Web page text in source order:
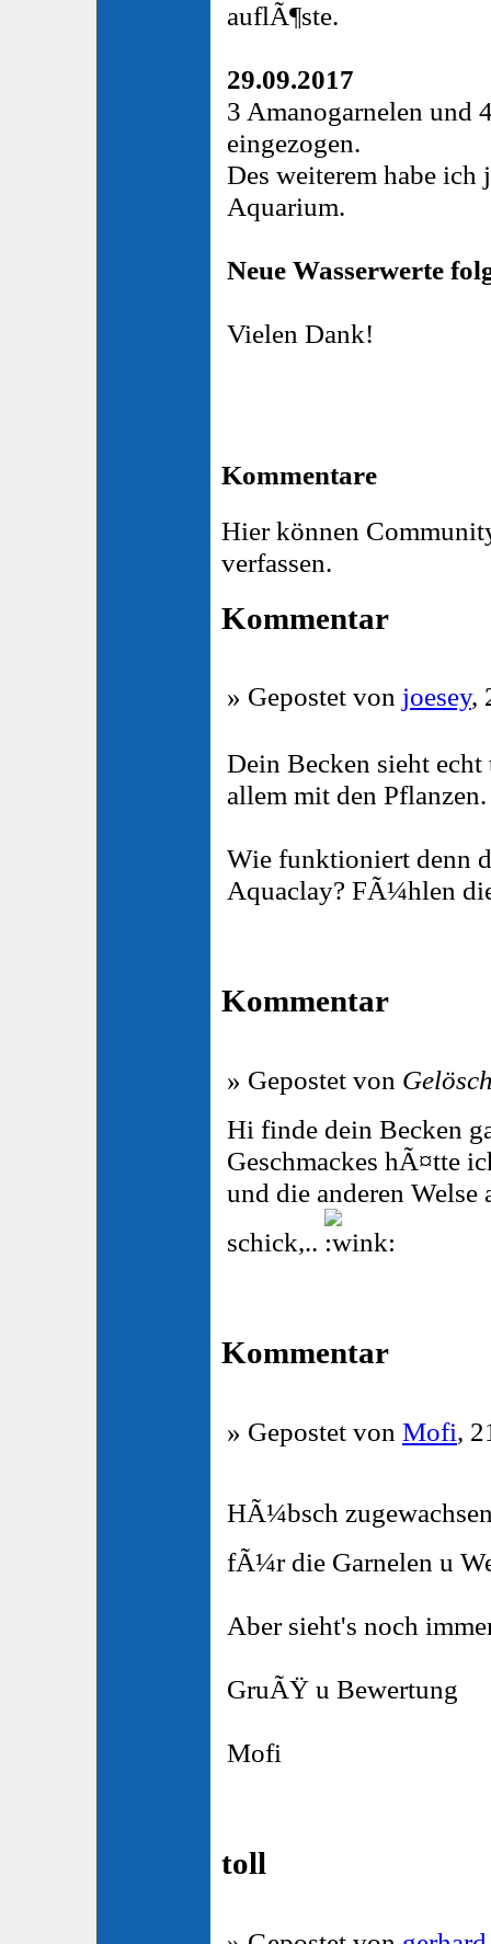
auflÃ¶ste.
29.09.2017
3 Amanogarnelen und
eingezogen.
Des weiterem habe
Aquarium.
Neue Wasserwerte
Vielen Dank!
Kommentare
Hier können
verfassen.
Kommentar
» Gepostet von joesey,
Dein Becken sieht
allem mit den Pflanzen.
Wie funktioniert denn
Aquaclay? FÃ¼hlen
Kommentar
» Gepostet von
Hi finde dein Becken
Geschmackes hÃ¤tte
und die anderen Welse
schick,..
Kommentar
» Gepostet von Mofi,
HÃ¼bsch
fÃ¼r die Garnelen u
Aber sieht's noch
GruÃŸ u Bewertung
Mofi
toll